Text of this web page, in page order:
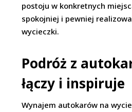
postoju w konkretnych
spokojniej i pewniej
wycieczki.
Podróż z
łączy i inspiruje
Wynajem autokarów na